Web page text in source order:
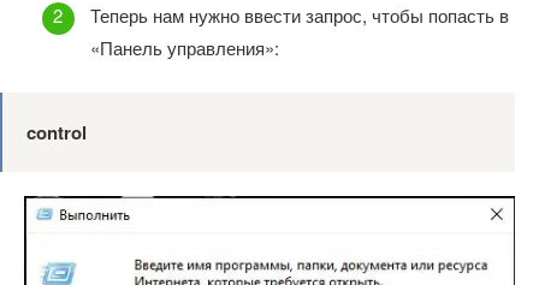
Теперь нам нужно ввести запрос, чтобы попасть в
«Панель управления»:
control